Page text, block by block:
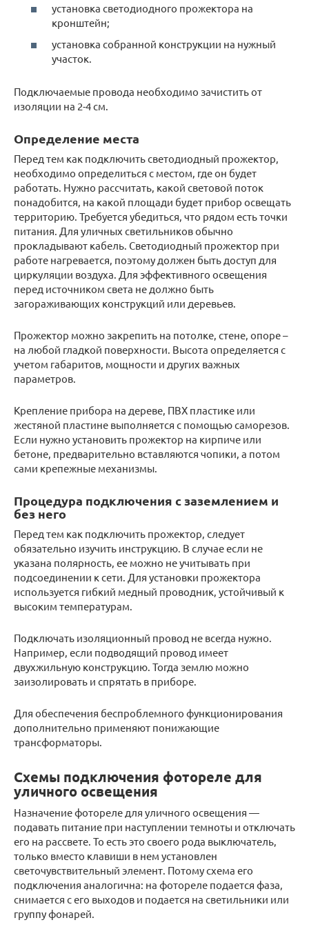
установка светодиодного прожектора на
кронштейн;
установка собранной конструкции на нужный
участок.
Подключаемые провода необходимо зачистить от
изоляции на 2-4 см.
Определение места
Перед тем как подключить светодиодный прожектор,
необходимо определиться с местом, где он будет
работать. Нужно рассчитать, какой световой поток
понадобится, на какой площади будет прибор освещать
территорию. Требуется убедиться, что рядом есть точки
питания. Для уличных светильников обычно
прокладывают кабель. Светодиодный прожектор при
работе нагревается, поэтому должен быть доступ для
циркуляции воздуха. Для эффективного освещения
перед источником света не должно быть
загораживающих конструкций или деревьев.
Прожектор можно закрепить на потолке, стене, опоре –
на любой гладкой поверхности. Высота определяется с
учетом габаритов, мощности и других важных
параметров.
Крепление прибора на дереве, ПВХ пластике или
жестяной пластине выполняется с помощью саморезов.
Если нужно установить прожектор на кирпиче или
бетоне, предварительно вставляются чопики, а потом
сами крепежные механизмы.
Процедура подключения с заземлением и
без него
Перед тем как подключить прожектор, следует
обязательно изучить инструкцию. В случае если не
указана полярность, ее можно не учитывать при
подсоединении к сети. Для установки прожектора
используется гибкий медный проводник, устойчивый к
высоким температурам.
Подключать изоляционный провод не всегда нужно.
Например, если подводящий провод имеет
двухжильную конструкцию. Тогда землю можно
заизолировать и спрятать в приборе.
Для обеспечения беспроблемного функционирования
дополнительно применяют понижающие
трансформаторы.
Схемы подключения фотореле для
уличного освещения
Назначение фотореле для уличного освещения —
подавать питание при наступлении темноты и отключать
его на рассвете. То есть это своего рода выключатель,
только вместо клавиши в нем установлен
светочувствительный элемент. Потому схема его
подключения аналогична: на фотореле подается фаза,
снимается с его выходов и подается на светильники или
группу фонарей.